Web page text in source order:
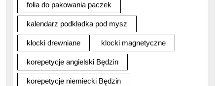
folia do pakowania paczek
kalendarz podkładka pod mysz
klocki drewniane klocki magnetyczne
korepetycje angielski Będzin
korepetycje niemiecki Będzin